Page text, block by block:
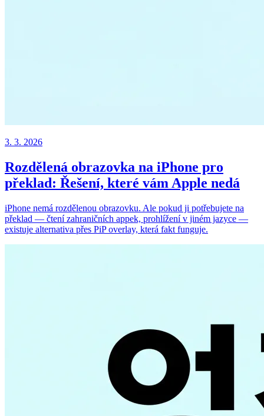
3. 3. 2026
Rozdělená obrazovka na iPhone pro
překlad: Řešení, které vám Apple nedá
iPhone nemá rozdělenou obrazovku. Ale pokud ji potřebujete na
překlad — čtení zahraničních appek, prohlížení v jiném jazyce —
existuje alternativa přes PiP overlay, která fakt funguje.